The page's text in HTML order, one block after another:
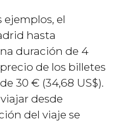
el
hasta
duración de 4
de los billetes
30 € (34,68 US$).
desde
del viaje se